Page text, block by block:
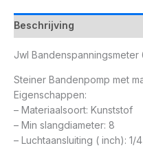
Beschrijving
Jwl Bandenspanningsmeter
Steiner Bandenpomp met
Eigenschappen:
– Materiaalsoort: Kunststof
– Min slangdiameter: 8
– Luchtaansluiting ( inch): 1/